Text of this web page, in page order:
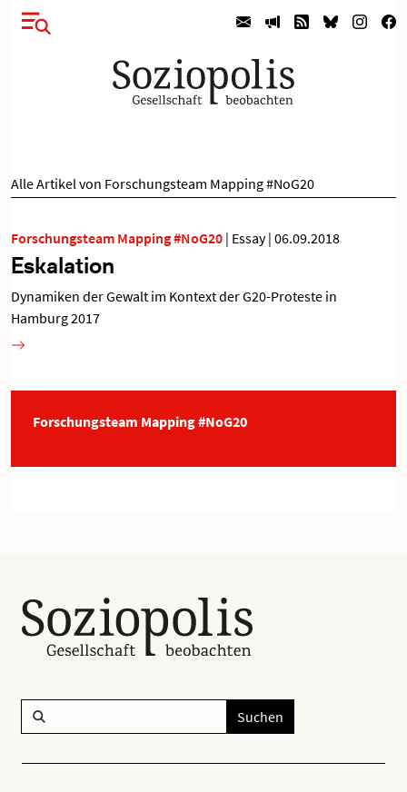
Alle Artikel von Forschungsteam Mapping #NoG20
Forschungsteam Mapping #NoG20 | Essay| 06.09.2018
Eskalation
Dynamiken der Gewalt im Kontext der G20-Proteste in
Hamburg 2017
Forschungsteam Mapping #NoG20
Suchen